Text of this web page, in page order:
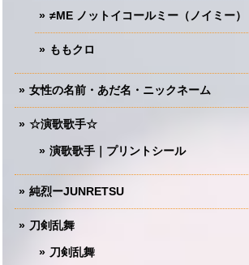
≠ME ノットイコールミー（ノイミー）
ももクロ
女性の名前・あだ名・ニックネーム
☆演歌歌手☆
演歌歌手｜プリントシール
純烈ーJUNRETSU
刀剣乱舞
刀剣乱舞